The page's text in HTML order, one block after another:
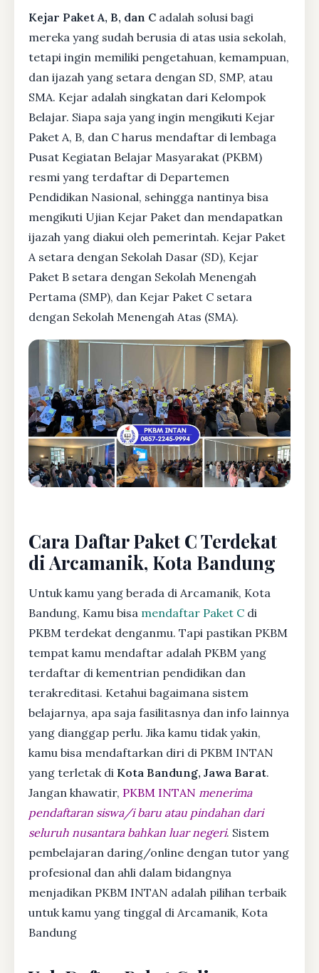
Kejar Paket A, B, dan C adalah solusi bagi
mereka yang sudah berusia di atas usia sekolah,
tetapi ingin memiliki pengetahuan, kemampuan,
dan ijazah yang setara dengan SD, SMP, atau
SMA. Kejar adalah singkatan dari Kelompok
Belajar. Siapa saja yang ingin mengikuti Kejar
Paket A, B, dan C harus mendaftar di lembaga
Pusat Kegiatan Belajar Masyarakat (PKBM)
resmi yang terdaftar di Departemen
Pendidikan Nasional, sehingga nantinya bisa
mengikuti Ujian Kejar Paket dan mendapatkan
ijazah yang diakui oleh pemerintah. Kejar Paket
A setara dengan Sekolah Dasar (SD), Kejar
Paket B setara dengan Sekolah Menengah
Pertama (SMP), dan Kejar Paket C setara
dengan Sekolah Menengah Atas (SMA).
Cara Daftar Paket C Terdekat
di Arcamanik, Kota Bandung
Untuk kamu yang berada di Arcamanik, Kota
Bandung, Kamu bisa mendaftar Paket C di
PKBM terdekat denganmu. Tapi pastikan PKBM
tempat kamu mendaftar adalah PKBM yang
terdaftar di kementrian pendidikan dan
terakreditasi. Ketahui bagaimana sistem
belajarnya, apa saja fasilitasnya dan info lainnya
yang dianggap perlu. Jika kamu tidak yakin,
kamu bisa mendaftarkan diri di PKBM INTAN
yang terletak di Kota Bandung, Jawa Barat.
Jangan khawatir, PKBM INTAN menerima
pendaftaran siswa/i baru atau pindahan dari
seluruh nusantara bahkan luar negeri. Sistem
pembelajaran daring/online dengan tutor yang
profesional dan ahli dalam bidangnya
menjadikan PKBM INTAN adalah pilihan terbaik
untuk kamu yang tinggal di Arcamanik, Kota
Bandung